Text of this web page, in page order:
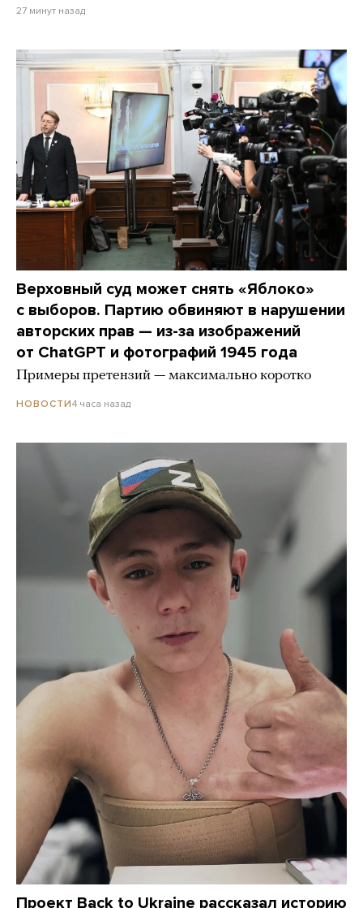
27 минут назад
Верховный суд может снять «Яблоко»
с выборов. Партию обвиняют в нарушении
авторских прав — из-за изображений
от ChatGPT и фотографий 1945 года
Примеры претензий — максимально коротко
НОВОСТИ4 часа назад
Проект Back to Ukraine рассказал историю